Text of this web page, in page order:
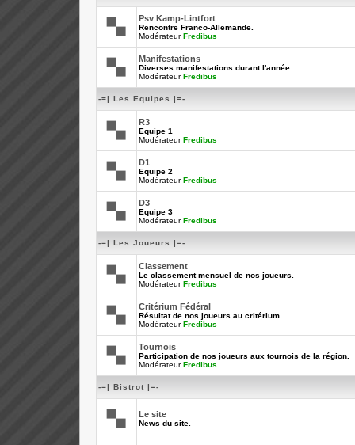
Psv Kamp-Lintfort
Rencontre Franco-Allemande.
ModérateurFredibus
Manifestations
Diverses manifestations durant l'année.
ModérateurFredibus
-=| Les Equipes |=-
R3
Equipe 1
ModérateurFredibus
D1
Equipe 2
ModérateurFredibus
D3
Equipe 3
ModérateurFredibus
-=| Les Joueurs |=-
Classement
Le classement mensuel de nos joueurs.
ModérateurFredibus
Critérium Fédéral
Résultat de nos joueurs au critérium.
ModérateurFredibus
Tournois
Participation de nos joueurs aux tournois de la région.
ModérateurFredibus
-=| Bistrot |=-
Le site
News du site.